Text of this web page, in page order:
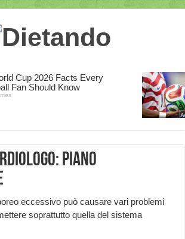
piano
eccessivo può causare vari problemi
soprattutto quella del sistema